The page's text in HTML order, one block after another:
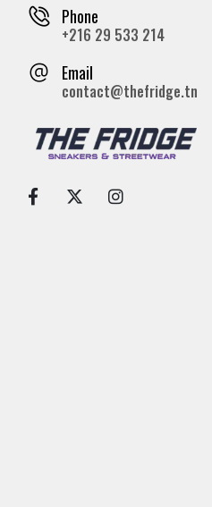
Phone
+216 29 533 214
Email
contact@thefridge.tn